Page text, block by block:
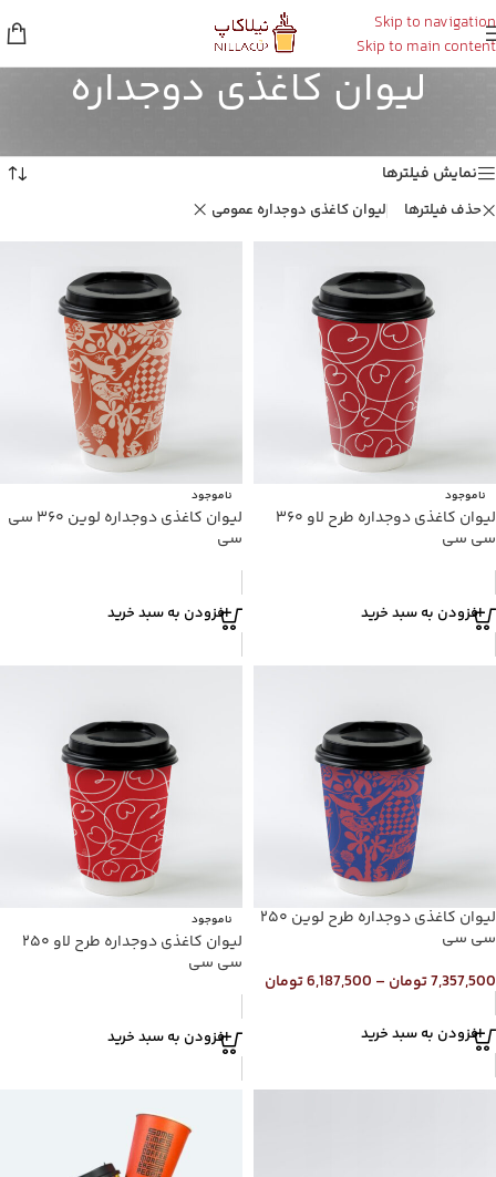
Skip to navigation
Skip to main content
لیوان کاغذی دوجداره
نمایش فیلترها
حذف فیلترها لیوان کاغذی دوجداره عمومی
ناموجود
لیوان کاغذی دوجداره طرح لاو ۳۶۰
سی سی
افزودن به سبد خرید
ناموجود
لیوان کاغذی دوجداره لوین ۳۶۰ سی
سی
افزودن به سبد خرید
لیوان کاغذی دوجداره طرح لوین ۲۵۰
سی سی
7,357,500تومان –
6,187,500تومان
افزودن به سبد خرید
ناموجود
لیوان کاغذی دوجداره طرح لاو ۲۵۰
سی سی
افزودن به سبد خرید